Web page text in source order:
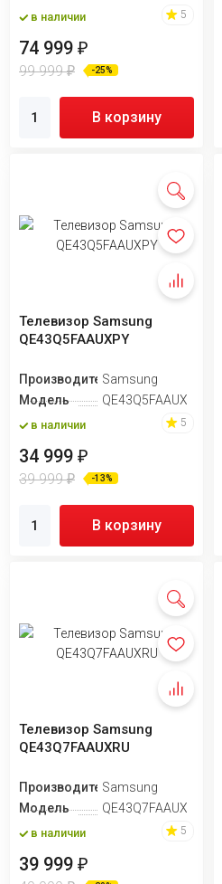
в наличии 5
74 999 ₽
99 999₽ -25%
В корзину
Телевизор Samsung
QE43Q5FAAUXPY
ПроизводительSamsung
Модель
QE43Q5FAAUXPY
в наличии 5
34 999 ₽
39 999₽ -13%
В корзину
Телевизор Samsung
QE43Q7FAAUXRU
ПроизводительSamsung
Модель
QE43Q7FAAUXRU
в наличии 5
39 999 ₽